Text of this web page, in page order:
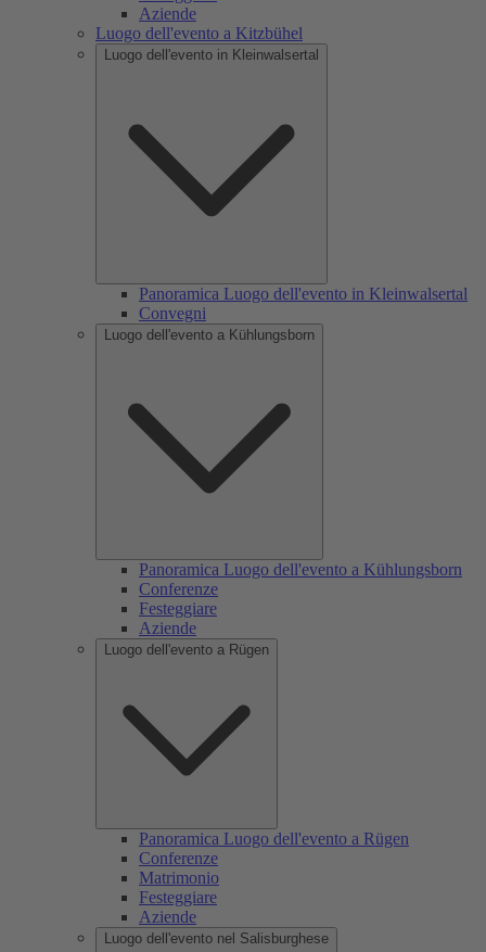
Aziende
Luogo dell'evento a Kitzbühel
Luogo dell'evento in Kleinwalsertal
Panoramica Luogo dell'evento in Kleinwalsertal
Convegni
Luogo dell'evento a Kühlungsborn
Panoramica Luogo dell'evento a Kühlungsborn
Conferenze
Festeggiare
Aziende
Luogo dell'evento a Rügen
Panoramica Luogo dell'evento a Rügen
Conferenze
Matrimonio
Festeggiare
Aziende
Luogo dell'evento nel Salisburghese